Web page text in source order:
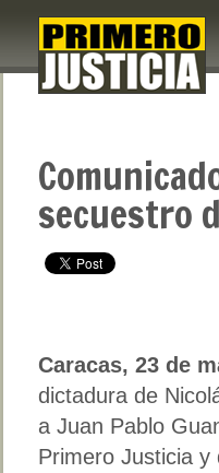
secuestro
Caracas, 23 de
dictadura de
a Juan Pablo
Primero Justicia